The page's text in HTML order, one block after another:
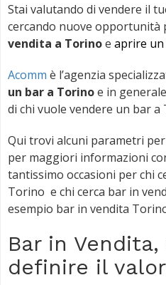
Stai valutando di vendere il
cercando nuove
vendita a Torinoe aprire
Acomm è l’agenzia
un bar a Torinoe in
di chi vuole vendere un bar a
Qui trovi alcuni parametri
per maggiori informazioni
tantissimo occasioni per chi
Torino e chi cerca bar in
esempio bar in vendita
Bar in
definire il